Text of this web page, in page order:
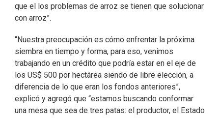
que el los problemas de arroz se tienen que solucionar
con arroz”.
“Nuestra preocupación es cómo enfrentar la próxima
siembra en tiempo y forma, para eso, venimos
trabajando en un crédito que podría estar en el eje de
los US$ 500 por hectárea siendo de libre elección, a
diferencia de lo que eran los fondos anteriores”,
explicó y agregó que “estamos buscando conformar
una mesa que sea de tres patas: el productor, el Estado